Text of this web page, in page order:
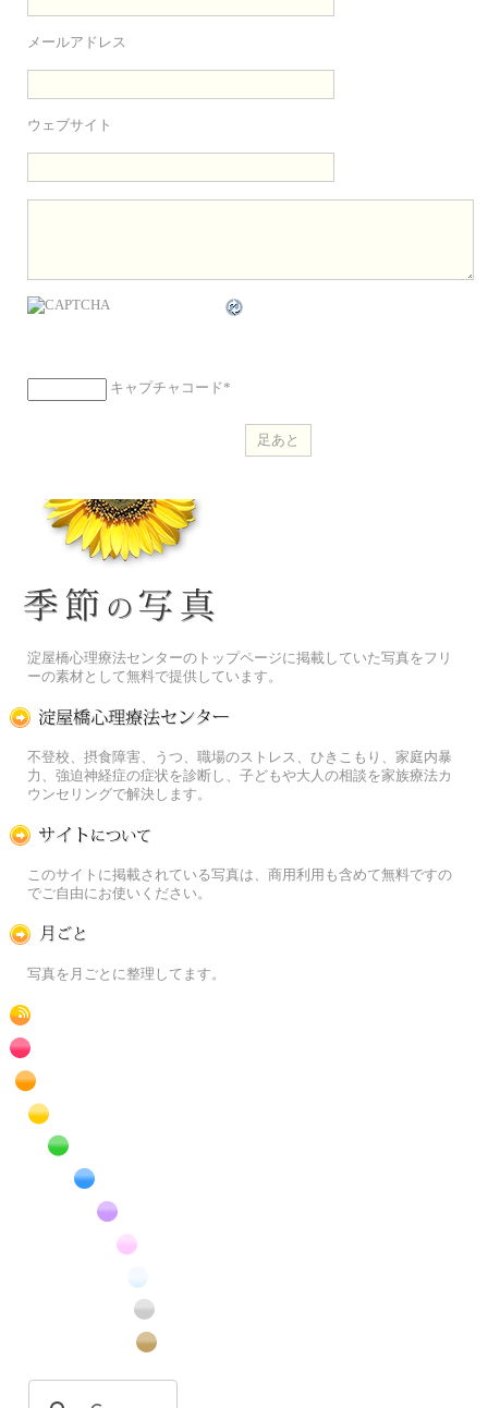
メールアドレス
ウェブサイト
キャプチャコード *
淀屋橋心理療法センターのトップページに掲載していた写真をフリ
ーの素材として無料で提供しています。
不登校、摂食障害、うつ、職場のストレス、ひきこもり、家庭内暴
力、強迫神経症の症状を診断し、子どもや大人の相談を家族療法カ
ウンセリングで解決します。
このサイトに掲載されている写真は、商用利用も含めて無料ですの
でご自由にお使いください。
写真を月ごとに整理してます。
RSS
赤色の花のフリー写真素材
橙色の花のフリー写真素材
黄色の花のフリー写真素材
緑色の花のフリー写真素材
青色の花のフリー写真素材
紫色の花のフリー写真素材
白色の花のフリー写真素材
昆虫のフリー写真素材